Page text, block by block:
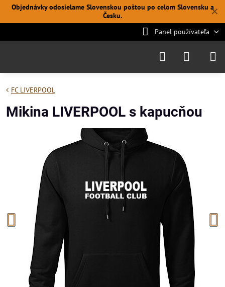
✕
Objednávky odosielame Slovenskou poštou po celom Slovensku a
Česku.
Panel používateľa
FC LIVERPOOL
Mikina LIVERPOOL s kapucňou